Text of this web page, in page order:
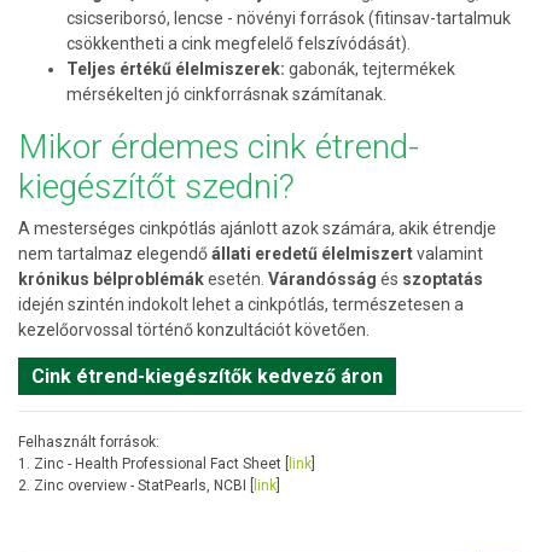
csicseriborsó, lencse - növényi források (fitinsav-tartalmuk
csökkentheti a cink megfelelő felszívódását).
Teljes értékű élelmiszerek: gabonák, tejtermékek
mérsékelten jó cinkforrásnak számítanak.
Mikor érdemes cink étrend-
kiegészítőt szedni?
A mesterséges cinkpótlás ajánlott azok számára, akik étrendje
nem tartalmaz elegendőállati eredetű élelmiszertvalamint
krónikus bélproblémákesetén. Várandósság és szoptatás
idején szintén indokolt lehet a cinkpótlás, természetesen a
kezelőorvossal történő konzultációt követően.
Cink étrend-kiegészítők kedvező áron
Felhasznált források:
1. Zinc - Health Professional Fact Sheet [
link
2. Zinc overview - StatPearls, NCBI [
link